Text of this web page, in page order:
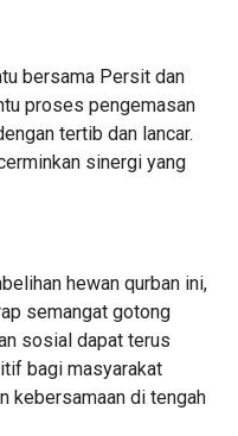
bersama Persit dan
proses pengemasan
tertib dan lancar.
sinergi yang
hewan qurban ini,
semangat gotong
sosial dapat terus
bagi masyarakat
kebersamaan di tengah